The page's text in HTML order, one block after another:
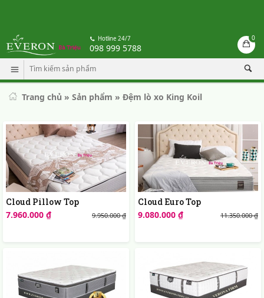
Hotline 24/7
098 999 5788
0
Trang chủ » Sản phẩm » Đệm lò xo King Koil
Cloud Pillow Top
9.950.000 ₫
7.960.000 ₫
Cloud Euro Top
11.350.000 ₫
9.080.000 ₫